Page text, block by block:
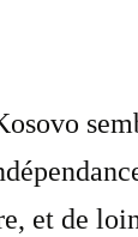
et de